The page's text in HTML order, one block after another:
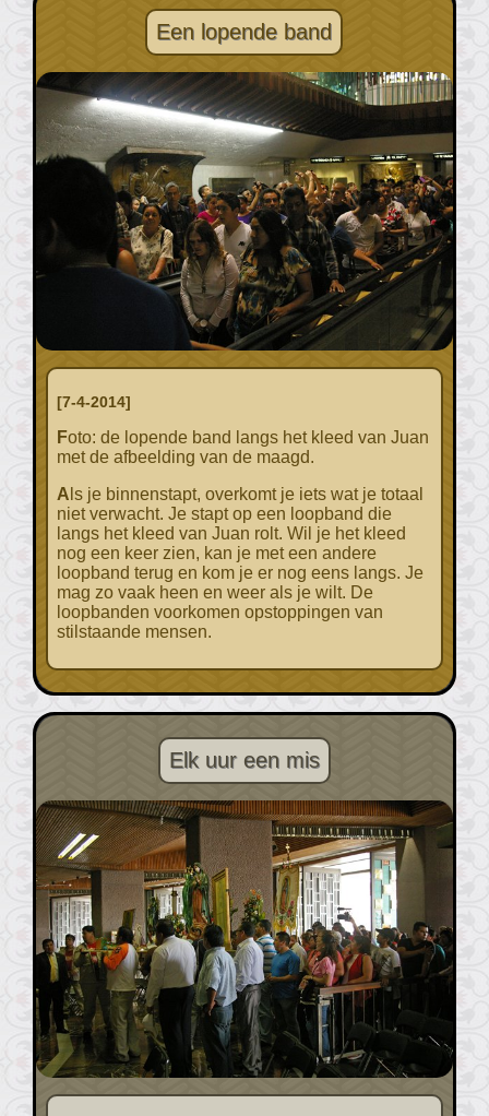
Een lopende band
[7-4-2014]
Foto: de lopende band langs het kleed van Juan
met de afbeelding van de maagd.
Als je binnenstapt, overkomt je iets wat je totaal
niet verwacht. Je stapt op een loopband die
langs het kleed van Juan rolt. Wil je het kleed
nog een keer zien, kan je met een andere
loopband terug en kom je er nog eens langs. Je
mag zo vaak heen en weer als je wilt. De
loopbanden voorkomen opstoppingen van
stilstaande mensen.
Elk uur een mis